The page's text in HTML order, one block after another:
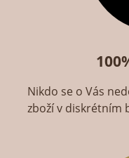
Nikdo se o Vás
zboží v diskrétním